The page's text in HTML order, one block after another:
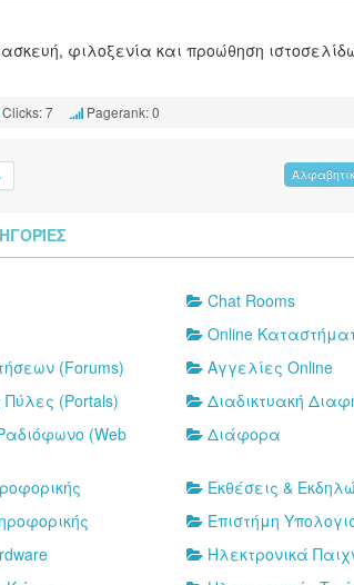
φιλοξενία και προώθηση
Clicks: 7 Pagerank: 0
Chat Rooms
Online
(Forums)
Αγγελίες Online
Πύλες (Portals)
Διαδικτυακή
(Web
Διάφορα
Εκθέσεις &
Επιστήμη
Ηλεκτρονικά